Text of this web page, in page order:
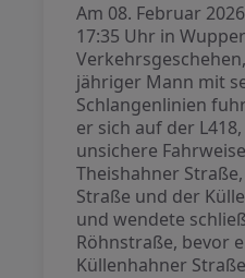
Am 08. Februar
17:35 Uhr in
jähriger Mann mit
Schlangenlinien
er sich auf der
unsichere
Theishahner
Straße und der
und wendete
Röhnstraße, bevor
Küllenhahner